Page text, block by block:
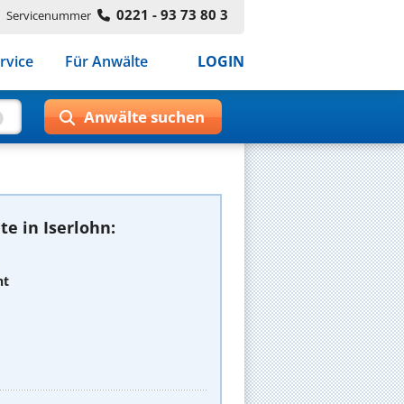
Servicenummer 0221 - 93 73 80 3
Für Anwälte LOGIN
in Iserlohn: